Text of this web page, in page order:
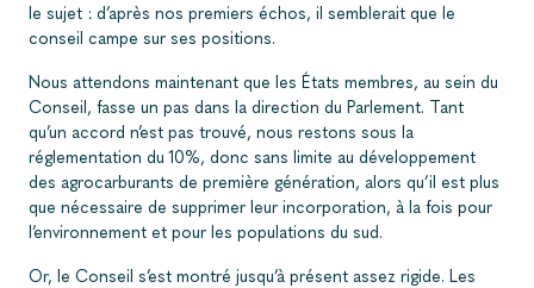
le sujet : d’après nos premiers échos, il semblerait que le
conseil campe sur ses positions.
Nous attendons maintenant que les États membres, au sein du
Conseil, fasse un pas dans la direction du Parlement. Tant
qu’un accord n’est pas trouvé, nous restons sous la
réglementation du 10%, donc sans limite au développement
des agrocarburants de première génération, alors qu’il est plus
que nécessaire de supprimer leur incorporation, à la fois pour
l’environnement et pour les populations du sud.
Or, le Conseil s’est montré jusqu’à présent assez rigide. Les